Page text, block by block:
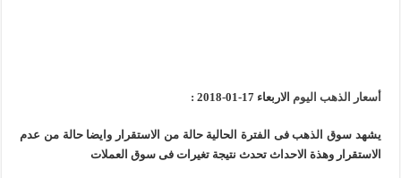
أسعار الذهب اليومالاربعاء 17-01-2018 :
يشهد سوق الذهب فى الفترة الحالية حالة من الاستقرار وايضا حالة من عدم
الاستقرار وهذة الاحداث تحدث نتيجة تغيرات فى سوق العملات